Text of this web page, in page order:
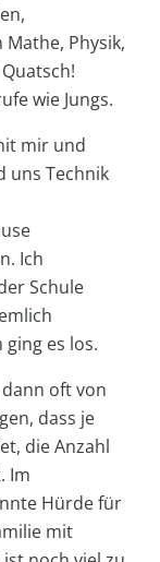
Physik,
wie Jungs.
mir und
uns Technik
Ich
Schule
es los.
oft von
dass je
die Anzahl
Im
Hürde für
mit